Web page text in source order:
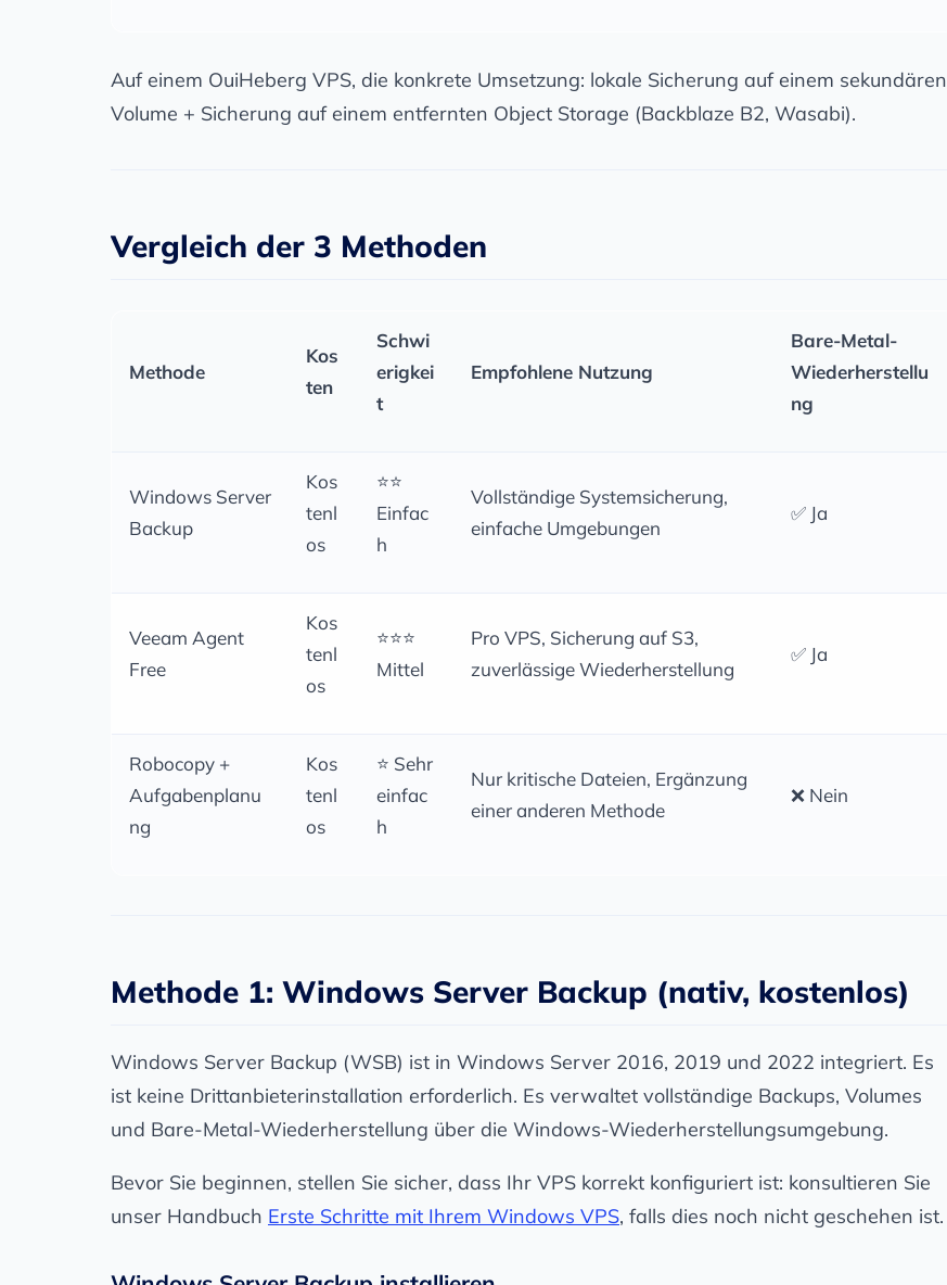
Auf einem OuiHeberg VPS, die konkrete Umsetzung: lokale Sicherung auf einem sekundären
Volume + Sicherung auf einem entfernten Object Storage (Backblaze B2, Wasabi).
Vergleich der 3 Methoden
Methode
Kos
ten
Schwi
erigkei
t
Empfohlene Nutzung
Bare-Metal-
Wiederherstellu
ng
Windows Server
Backup
Kos
tenl
os
⭐⭐
Einfac
h
Vollständige Systemsicherung,
einfache Umgebungen
✅ Ja
Veeam Agent
Free
Kos
tenl
os
⭐⭐⭐
Mittel
Pro VPS, Sicherung auf S3,
zuverlässige Wiederherstellung
✅ Ja
Robocopy +
Aufgabenplanu
ng
Kos
tenl
os
⭐ Sehr
einfac
h
Nur kritische Dateien, Ergänzung
einer anderen Methode
❌ Nein
Methode 1: Windows Server Backup (nativ, kostenlos)
Windows Server Backup (WSB) ist in Windows Server 2016, 2019 und 2022 integriert. Es
ist keine Drittanbieterinstallation erforderlich. Es verwaltet vollständige Backups, Volumes
und Bare-Metal-Wiederherstellung über die Windows-Wiederherstellungsumgebung.
Bevor Sie beginnen, stellen Sie sicher, dass Ihr VPS korrekt konfiguriert ist: konsultieren Sie
unser Handbuch Erste Schritte mit Ihrem Windows VPS, falls dies noch nicht geschehen ist.